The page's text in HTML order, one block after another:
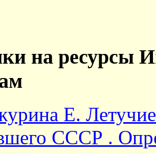
на ресурсы
Е.
СССР .